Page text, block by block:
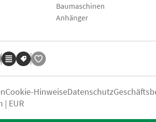
Baumaschinen
Anhänger
Cookie-HinweiseDatenschutz
| EUR